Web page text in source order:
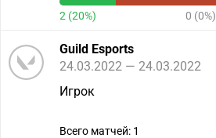
2 (20%) 0 (0%)
Guild Esports
24.03.2022 — 24.03.2022
Игрок
Всего матчей: 1